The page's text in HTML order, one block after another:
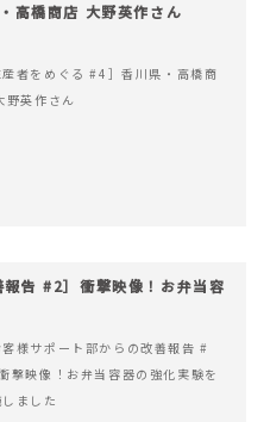
高橋商店 大野英作さん
産者をめぐる #4］香川県・高橋商
野英作さん
報告 #2］衝撃映像！お弁当容
客様サポート部からの改善報告 #
撃映像！お弁当容器の強化実験を
ました